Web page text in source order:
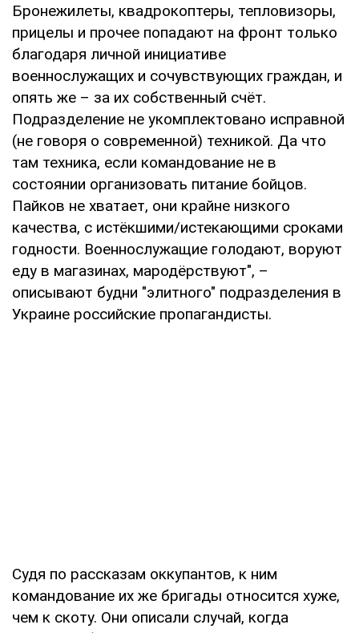
Бронежилеты, квадрокоптеры, тепловизоры,
прицелы и прочее попадают на фронт только
благодаря личной инициативе
военнослужащих и сочувствующих граждан, и
опять же – за их собственный счёт.
Подразделение не укомплектовано исправной
(не говоря о современной) техникой. Да что
там техника, если командование не в
состоянии организовать питание бойцов.
Пайков не хватает, они крайне низкого
качества, с истёкшими/истекающими сроками
годности. Военнослужащие голодают, воруют
еду в магазинах, мародёрствуют", –
описывают будни "элитного" подразделения в
Украине российские пропагандисты.
Судя по рассказам оккупантов, к ним
командование их же бригады относится хуже,
чем к скоту. Они описали случай, когда